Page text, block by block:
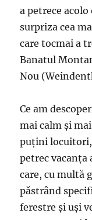
a petrece
surpriza cea
care tocmai a
Banatul
Nou
Ce am
mai calm și
puțini
petrec vacanța
care, cu multă
păstrând
ferestre și uși